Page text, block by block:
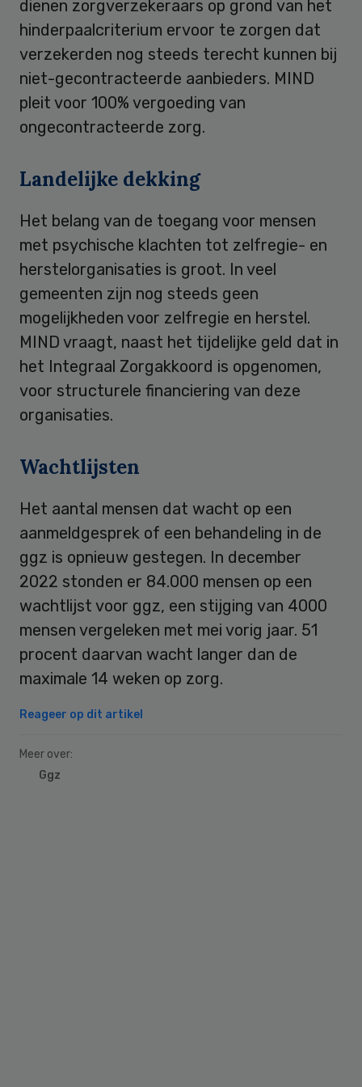
dienen zorgverzekeraars op grond van het
hinderpaalcriterium ervoor te zorgen dat
verzekerden nog steeds terecht kunnen bij
niet-gecontracteerde aanbieders. MIND
pleit voor 100% vergoeding van
ongecontracteerde zorg.
Landelijke dekking
Het belang van de toegang voor mensen
met psychische klachten tot zelfregie- en
herstelorganisaties is groot. In veel
gemeenten zijn nog steeds geen
mogelijkheden voor zelfregie en herstel.
MIND vraagt, naast het tijdelijke geld dat in
het Integraal Zorgakkoord is opgenomen,
voor structurele financiering van deze
organisaties.
Wachtlijsten
Het aantal mensen dat wacht op een
aanmeldgesprek of een behandeling in de
ggz is opnieuw gestegen. In december
2022 stonden er 84.000 mensen op een
wachtlijst voor ggz, een stijging van 4000
mensen vergeleken met mei vorig jaar. 51
procent daarvan wacht langer dan de
maximale 14 weken op zorg.
Reageer op dit artikel
Meer over:
Ggz